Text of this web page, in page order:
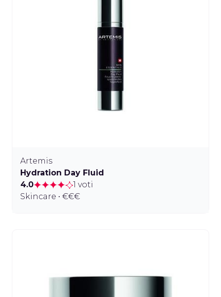
Artemis
Hydration Day Fluid
4.0
1 voti
Skincare • €€€